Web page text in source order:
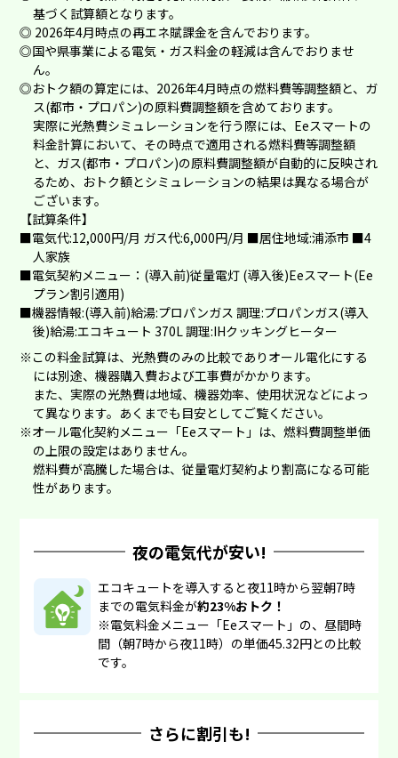
基づく試算額となります。
◎ 2026年4月時点の再エネ賦課金を含んでおります。
◎国や県事業による電気・ガス料金の軽減は含んでおりませ
ん。
◎おトク額の算定には、2026年4月時点の燃料費等調整額と、ガ
ス(都市・プロパン)の原料費調整額を含めております。
実際に光熱費シミュレーションを行う際には、Eeスマートの
料金計算において、その時点で適用される燃料費等調整額
と、ガス(都市・プロパン)の原料費調整額が自動的に反映され
るため、おトク額とシミュレーションの結果は異なる場合が
ございます。
【試算条件】
■電気代:12,000円/月 ガス代:6,000円/月 ■居住地域:浦添市 ■4
人家族
■電気契約メニュー：(導入前)従量電灯 (導入後)Eeスマート(Ee
プラン割引適用)
■機器情報:(導入前)給湯:プロパンガス 調理:プロパンガス(導入
後)給湯:エコキュート 370L 調理:IHクッキングヒーター
※この料金試算は、光熱費のみの比較でありオール電化にする
には別途、機器購入費および工事費がかかります。
また、実際の光熱費は地域、機器効率、使用状況などによっ
て異なります。あくまでも目安としてご覧ください。
※オール電化契約メニュー「Eeスマート」は、燃料費調整単価
の上限の設定はありません。
燃料費が高騰した場合は、従量電灯契約より割高になる可能
性があります。
夜の電気代が安い!
エコキュートを導入すると夜11時から翌朝7時
までの電気料金が約23%おトク！
※電気料金メニュー「Eeスマート」の、昼間時
間（朝7時から夜11時）の単価45.32円との比較
です。
さらに割引も!